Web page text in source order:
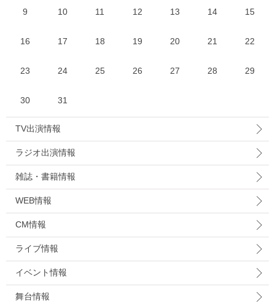
9 10 11 12 13 14 15
16 17 18 19 20 21 22
23 24 25 26 27 28 29
30 31
TV出演情報
ラジオ出演情報
雑誌・書籍情報
WEB情報
CM情報
ライブ情報
イベント情報
舞台情報